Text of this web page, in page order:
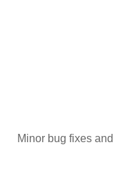
Minor bug fixes